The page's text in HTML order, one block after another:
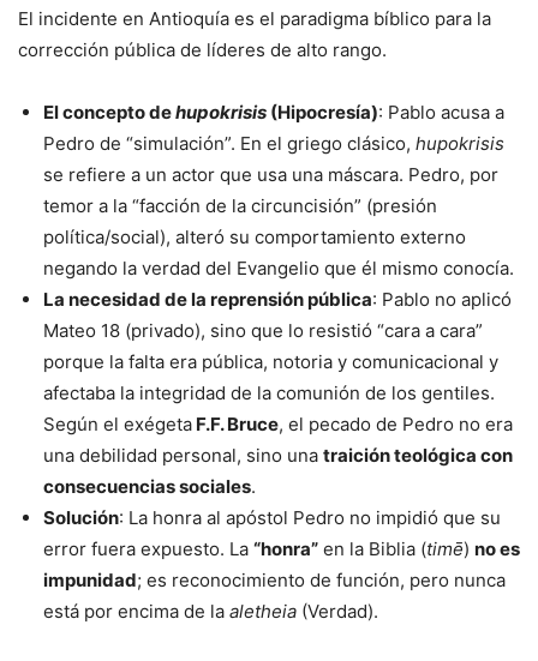
El incidente en Antioquía es el paradigma bíblico para la
corrección pública de líderes de alto rango.
El concepto dehupokrisis (Hipocresía): Pablo acusa a
Pedro de “simulación”. En el griego clásico, hupokrisis
se refiere a un actor que usa una máscara. Pedro, por
temor a la “facción de la circuncisión” (presión
política/social), alteró su comportamiento externo
negando la verdad del Evangelio que él mismo conocía.
La necesidad de la reprensión pública: Pablo no aplicó
Mateo 18 (privado), sino que lo resistió “cara a cara”
porque la falta era pública, notoria y comunicacional y
afectaba la integridad de la comunión de los gentiles.
Según el exégeta F.F. Bruce, el pecado de Pedro no era
una debilidad personal, sino una traición teológica con
consecuencias sociales.
Solución: La honra al apóstol Pedro no impidió que su
error fuera expuesto. La “honra” en la Biblia (timē) no es
impunidad; es reconocimiento de función, pero nunca
está por encima de la aletheia (Verdad).